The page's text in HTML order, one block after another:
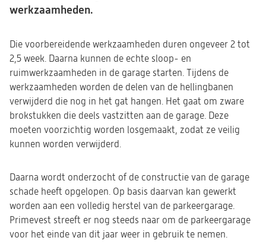
werkzaamheden.
Die voorbereidende werkzaamheden duren ongeveer 2 tot
2,5 week. Daarna kunnen de echte sloop- en
ruimwerkzaamheden in de garage starten. Tijdens de
werkzaamheden worden de delen van de hellingbanen
verwijderd die nog in het gat hangen. Het gaat om zware
brokstukken die deels vastzitten aan de garage. Deze
moeten voorzichtig worden losgemaakt, zodat ze veilig
kunnen worden verwijderd.
Daarna wordt onderzocht of de constructie van de garage
schade heeft opgelopen. Op basis daarvan kan gewerkt
worden aan een volledig herstel van de parkeergarage.
Primevest streeft er nog steeds naar om de parkeergarage
voor het einde van dit jaar weer in gebruik te nemen.